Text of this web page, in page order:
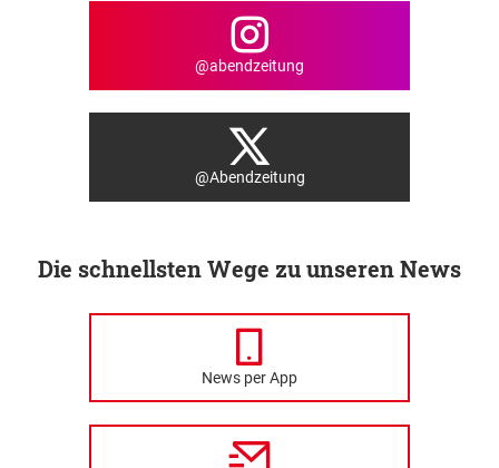
@abendzeitung
@Abendzeitung
Die schnellsten Wege zu unseren News
News per App